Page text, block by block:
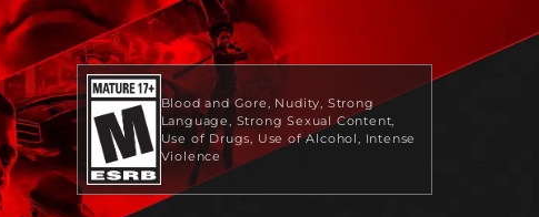
Blood and Gore Nudity Strong
Language
Strong Sexual Content
Use of Drugs Use of Alcohol
Intense
Violence